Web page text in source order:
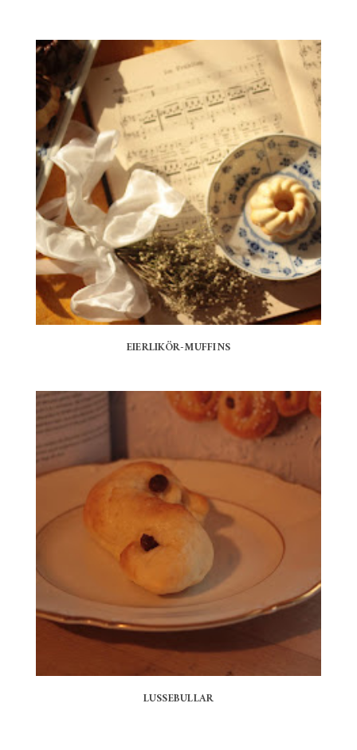
EIERLIKÖR-MUFFINS
LUSSEBULLAR